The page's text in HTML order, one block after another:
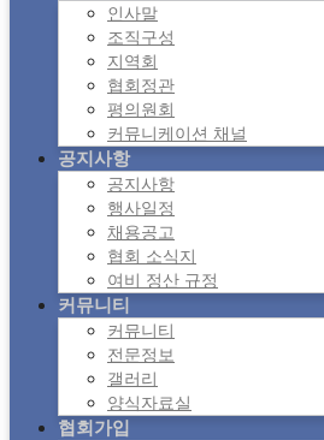
인사말
조직구성
지역회
협회정관
평의원회
커뮤니케이션 채널
공지사항
공지사항
행사일정
채용공고
협회 소식지
여비 정산 규정
커뮤니티
커뮤니티
전문정보
갤러리
양식자료실
협회가입